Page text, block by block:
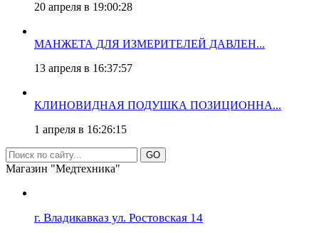
20 апреля в 19:00:28
МАНЖЕТА ДЛЯ ИЗМЕРИТЕЛЕЙ ДАВЛЕН...
13 апреля в 16:37:57
КЛИНОВИДНАЯ ПОДУШКА ПОЗИЦИОННА...
1 апреля в 16:26:15
GO
Магазин "Медтехника"
г. Владикавказ ул. Ростовская 14